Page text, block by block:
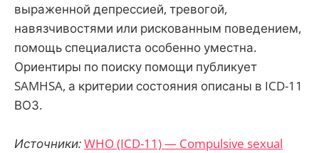
выраженной депрессией, тревогой,
навязчивостями или рискованным поведением,
помощь специалиста особенно уместна.
Ориентиры по поиску помощи публикует
SAMHSA, а критерии состояния описаны в ICD-11
ВОЗ.
Источники:WHO (ICD-11) — Compulsive sexual